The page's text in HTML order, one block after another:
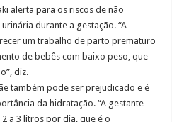
alerta para os riscos de não
durante a gestação. “A
um trabalho de parto prematuro
de bebês com baixo peso, que
diz.
também pode ser prejudicado e é
da hidratação. “A gestante
a 3 litros por dia, que é o